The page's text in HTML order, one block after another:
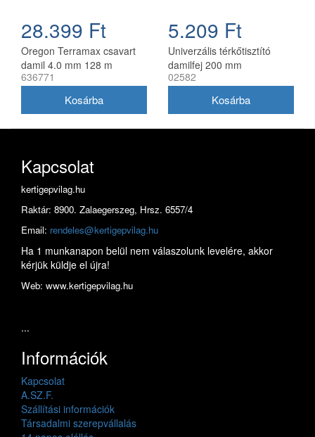
28.399 Ft
Oregon Terramax csavart
damil 4.0 mm 128 m
636771
5.209 Ft
Univerzális térkőtisztító
damilfej 200 mm
utángyártott, 25 mm belső
02582
Kapcsolat
kertigepvilag.hu
Raktár: 8900. Zalaegerszeg, Hrsz. 6557/4
Email: rendeles@kertigepvilag.hu
Ha 1 munkanapon belül nem válaszolunk levelére, akkor
kérjük küldje el újra!
Web: www.kertigepvilag.hu
...
Információk
Kapcsolat
A.SZ.F.
Szállítási információk
Társadalmi szerepvállalás